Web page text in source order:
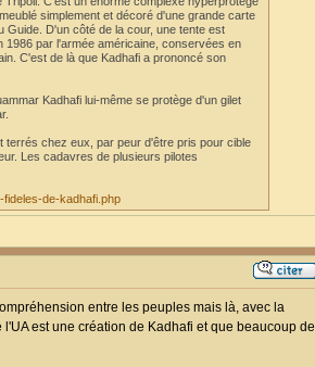
simplement et décoré d'une grande carte
Guide. D'un côté de la cour, une tente est
1986 par l'armée américaine, conservées en
C'est de là que Kadhafi a prononcé son
Kadhafi lui-même se protège d'un gilet
terrés chez eux, par peur d'être pris pour cible
Les cadavres de plusieurs pilotes
fideles-de-kadhafi.php
entre les peuples mais là, avec la
est une création de Kadhafi et que beaucoup de